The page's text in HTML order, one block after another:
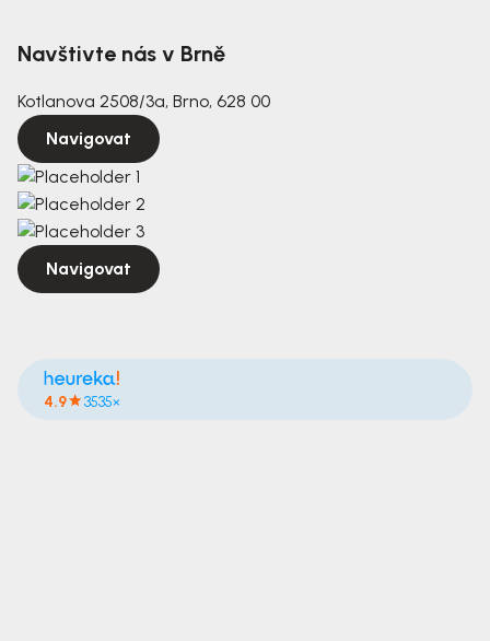
Navštivte nás v Brně
Kotlanova 2508/3a, Brno, 628 00
Navigovat
Navigovat
4.9 3535×